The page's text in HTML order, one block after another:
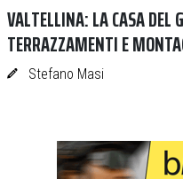
VALTELLINA: LA CASA DEL
TERRAZZAMENTI E
Stefano Masi